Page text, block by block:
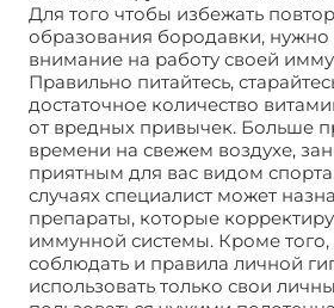
Для того чтобы избежать
образования бородавки, нужно
внимание на работу своей
Правильно питайтесь,
достаточное количество
от вредных привычек. Больше
времени на свежем воздухе,
приятным для вас видом
случаях специалист может
препараты, которые
иммунной системы. Кроме того,
соблюдать и правила личной
использовать только свои